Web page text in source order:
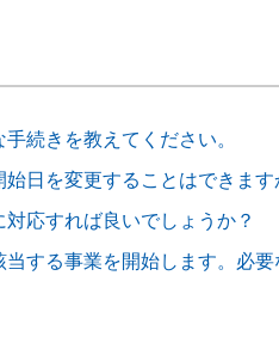
続きを教えてください。
日を変更することはできます
応すれば良いでしょうか？
する事業を開始します。必要